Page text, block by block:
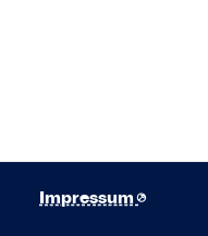
Impressum